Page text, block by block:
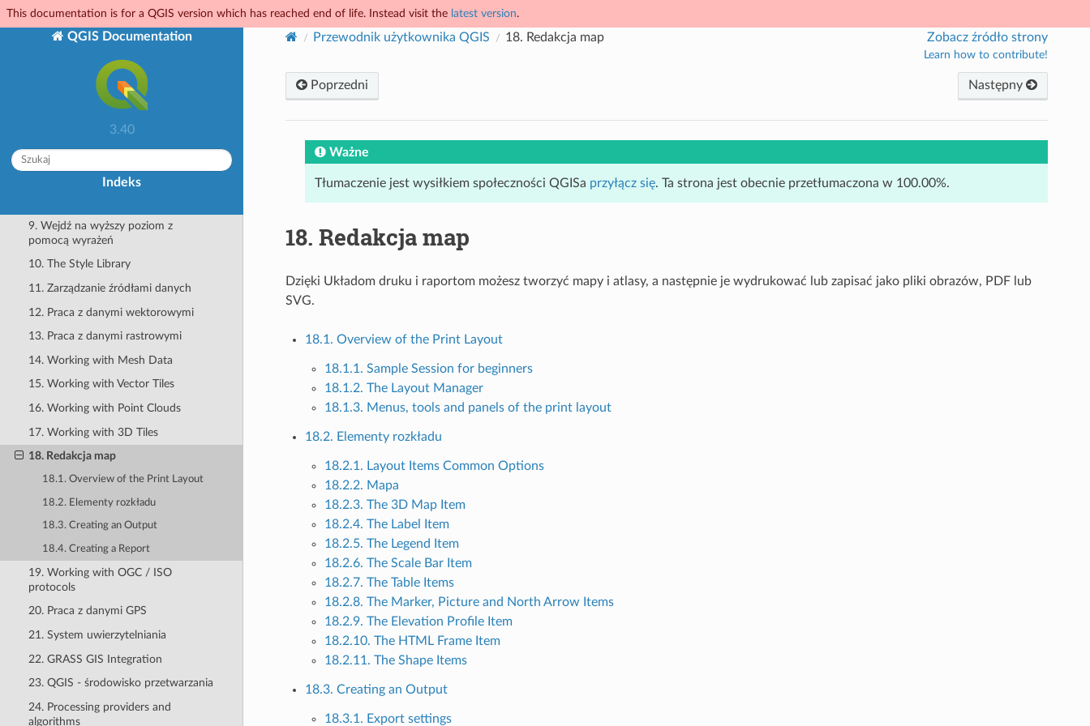
This documentation is for a QGIS version which has reached end of life. Instead visit the latest version.
QGIS Documentation
3.40
Indeks
(QGIS 3.40)
1. Pierwsze kroki
2. Praca z plikami projektów
4. The Browser panel
5. QGIS Configuration
6. Praca z układami współrzędnych
7. Redakcja map
9. Wejdź na wyższy poziom z
pomocą wyrażeń
10. The Style Library
11. Zarządzanie źródłami danych
12. Praca z danymi wektorowymi
13. Praca z danymi rastrowymi
14. Working with Mesh Data
15. Working with Vector Tiles
16. Working with Point Clouds
17. Working with 3D Tiles
18. Redakcja map
18.1. Overview of the Print Layout
18.2. Elementy rozkładu
18.3. Creating an Output
18.4. Creating a Report
19. Working with OGC / ISO
protocols
20. Praca z danymi GPS
21. System uwierzytelniania
22. GRASS GIS Integration
23. QGIS - środowisko przetwarzania
24. Processing providers and
algorithms
Przewodnik użytkownika QGIS 18. Redakcja map Zobacz źródło strony
Learn how to contribute!
Poprzedni Następny
Ważne
Tłumaczenie jest wysiłkiem społeczności QGISa przyłącz się. Ta strona jest obecnie przetłumaczona w 100.00%.
18. Redakcja map
Dzięki Układom druku i raportom możesz tworzyć mapy i atlasy, a następnie je wydrukować lub zapisać jako pliki obrazów, PDF lub
SVG.
18.1. Overview of the Print Layout
18.1.1. Sample Session for beginners
18.1.2. The Layout Manager
18.1.3. Menus, tools and panels of the print layout
18.2. Elementy rozkładu
18.2.1. Layout Items Common Options
18.2.2. Mapa
18.2.3. The 3D Map Item
18.2.4. The Label Item
18.2.5. The Legend Item
18.2.6. The Scale Bar Item
18.2.7. The Table Items
18.2.8. The Marker, Picture and North Arrow Items
18.2.9. The Elevation Profile Item
18.2.10. The HTML Frame Item
18.2.11. The Shape Items
18.3. Creating an Output
18.3.1. Export settings